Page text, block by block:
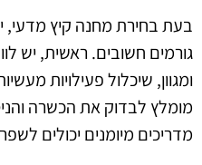
בעת בחירת מחנה קיץ
גורמים חשובים. ראשית, יש
ומגוון, שיכלול פעילויות
מומלץ לבדוק את הכשרה
מדריכים מיומנים יכולים